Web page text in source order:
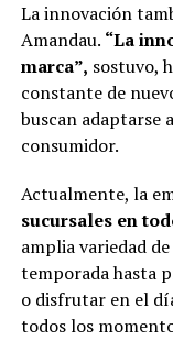
La innovación
Amandau. “La
marca”, sostuvo,
constante de
buscan adaptarse
consumidor.
Actualmente, la
sucursales en
amplia variedad
temporada hasta
o disfrutar en el
todos los